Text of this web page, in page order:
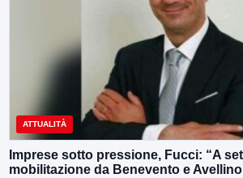
ATTUALITÀ
Imprese sotto pressione, Fucci: “A
mobilitazione da Benevento e